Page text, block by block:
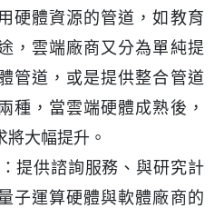
硬體資源的管道，如教育
，雲端廠商又分為單純提
管道，或是提供整合管道
種，當雲端硬體成熟後，
將大幅提升。
提供諮詢服務、與研究計
子運算硬體與軟體廠商的